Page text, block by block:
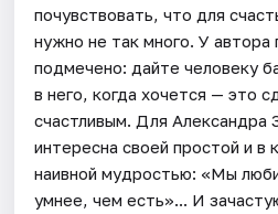
почувствовать, что для
нужно не так много. У автора
подмечено: дайте человеку
в него, когда хочется — это
счастливым. Для Александра
интересна своей простой и
наивной мудростью: «Мы
умнее, чем есть»... И